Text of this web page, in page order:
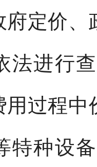
府定价
法进行
用过程
特种设